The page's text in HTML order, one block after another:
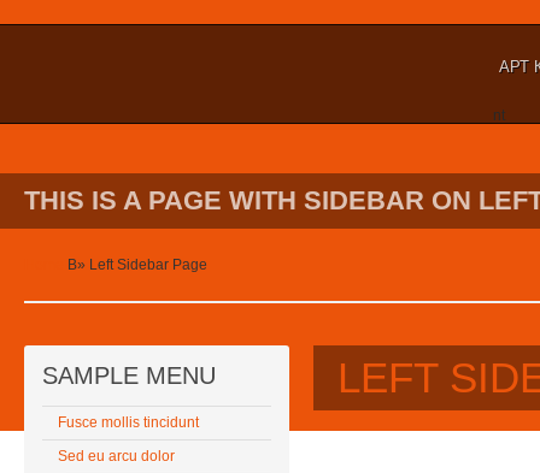
АРТ
nt
THIS IS A PAGE WITH SIDEBAR ON
В» Left Sidebar Page
SAMPLE MENU
Fusce mollis tincidunt
Sed eu arcu dolor
LEFT